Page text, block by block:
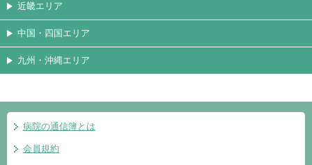
近畿エリア
中国・四国エリア
九州・沖縄エリア
病院の通信簿とは
会員規約